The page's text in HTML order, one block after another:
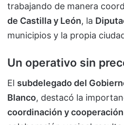
trabajando de manera
de Castilla y León, la
municipios y la propia
Un operativo sin
El subdelegado del
Blanco, destacó la
coordinación y